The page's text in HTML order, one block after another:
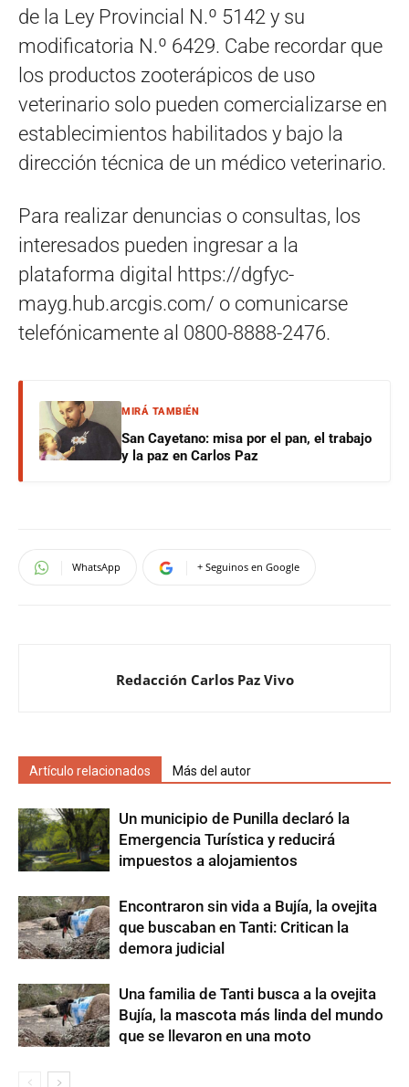
de la Ley Provincial N.º 5142 y su
modificatoria N.º 6429. Cabe recordar que
los productos zooterápicos de uso
veterinario solo pueden comercializarse en
establecimientos habilitados y bajo la
dirección técnica de un médico veterinario.
Para realizar denuncias o consultas, los
interesados pueden ingresar a la
plataforma digital https://dgfyc-
mayg.hub.arcgis.com/ o comunicarse
telefónicamente al 0800-8888-2476.
MIRÁ TAMBIÉN
San Cayetano: misa por el pan, el trabajo
y la paz en Carlos Paz
WhatsApp + Seguinos en Google
Redacción Carlos Paz Vivo
Artículo relacionados Más del autor
Un municipio de Punilla declaró la
Emergencia Turística y reducirá
impuestos a alojamientos
Encontraron sin vida a Bujía, la ovejita
que buscaban en Tanti: Critican la
demora judicial
Una familia de Tanti busca a la ovejita
Bujía, la mascota más linda del mundo
que se llevaron en una moto